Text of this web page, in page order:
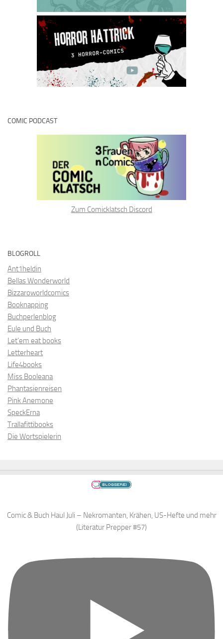
COMIC PODCAST
Zum Comicklatsch Discord
BLOGROLL
Ant1heldin
Bellas Wonderworld
Bizzaroworldcomics
Booknapping
Buchperlenblog
Eule und Buch
Let’em eat books
Letterheart
Life4books
Miss Booleana
Phantasienreisen
Pink Anemone
SpeckErna
Trallafittibooks
Die Wortspielerin
Comic & Buch Haul Juli – Nekromanten, Krähen, US-Hefte und mehr
(Literatur Prepper #57)